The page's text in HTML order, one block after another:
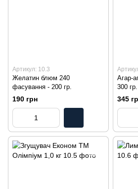
Артикул: 10.3
Желатин блюм 240
фасування - 200 гр.
190 грн
Агар-
300 гр.
345